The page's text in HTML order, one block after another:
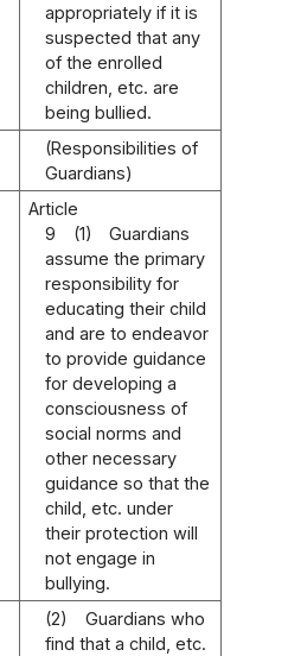
appropriately if it is
suspected that any
of the enrolled
children, etc. are
being bullied.
(Responsibilities of
Guardians)
Article
9
(1)
Guardians
assume the primary
responsibility for
educating their child
and are to endeavor
to provide guidance
for developing a
consciousness of
social norms and
other necessary
guidance so that the
child, etc. under
their protection will
not engage in
bullying.
(2)
Guardians who
find that a child, etc.